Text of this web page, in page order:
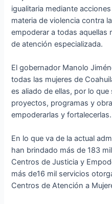
igualitaria mediante
materia de violencia contra
empoderar a todas aquellas
de atención especializada.
El gobernador Manolo
todas las mujeres de
es aliado de ellas, por lo
proyectos, programas y
empoderarlas y fortalecerlas.
En lo que va de la actual
han brindado más de 183
Centros de Justicia y
más de16 mil servicios
Centros de Atención a